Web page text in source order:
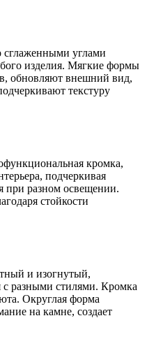
углами
изделия. Мягкие формы
обновляют внешний вид,
текстуру
кромка,
подчеркивая
при разном освещении.
стойкости
и изогнутый,
с разными стилями. Кромка
Округлая форма
на камне, создает